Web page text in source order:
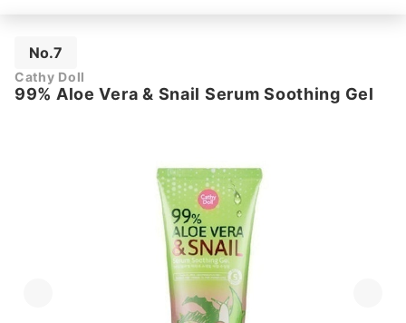
No.7
Cathy Doll
99% Aloe Vera & Snail Serum Soothing Gel